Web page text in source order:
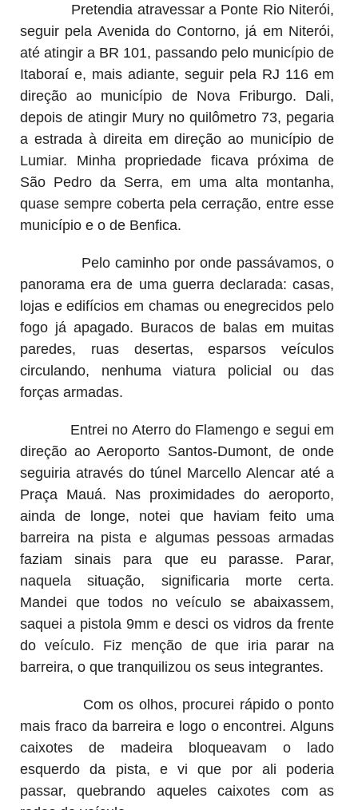
Pretendia atravessar a Ponte Rio Niterói,
seguir pela Avenida do Contorno, já em Niterói,
até atingir a BR 101, passando pelo município de
Itaboraí e, mais adiante, seguir pela RJ 116 em
direção ao município de Nova Friburgo. Dali,
depois de atingir Mury no quilômetro 73, pegaria
a estrada à direita em direção ao município de
Lumiar. Minha propriedade ficava próxima de
São Pedro da Serra, em uma alta montanha,
quase sempre coberta pela cerração, entre esse
município e o de Benfica.
Pelo caminho por onde passávamos, o
panorama era de uma guerra declarada: casas,
lojas e edifícios em chamas ou enegrecidos pelo
fogo já apagado. Buracos de balas em muitas
paredes, ruas desertas, esparsos veículos
circulando, nenhuma viatura policial ou das
forças armadas.
Entrei no Aterro do Flamengo e segui em
direção ao Aeroporto Santos-Dumont, de onde
seguiria através do túnel Marcello Alencar até a
Praça Mauá. Nas proximidades do aeroporto,
ainda de longe, notei que haviam feito uma
barreira na pista e algumas pessoas armadas
faziam sinais para que eu parasse. Parar,
naquela situação, significaria morte certa.
Mandei que todos no veículo se abaixassem,
saquei a pistola 9mm e desci os vidros da frente
do veículo. Fiz menção de que iria parar na
barreira, o que tranquilizou os seus integrantes.
Com os olhos, procurei rápido o ponto
mais fraco da barreira e logo o encontrei. Alguns
caixotes de madeira bloqueavam o lado
esquerdo da pista, e vi que por ali poderia
passar, quebrando aqueles caixotes com as